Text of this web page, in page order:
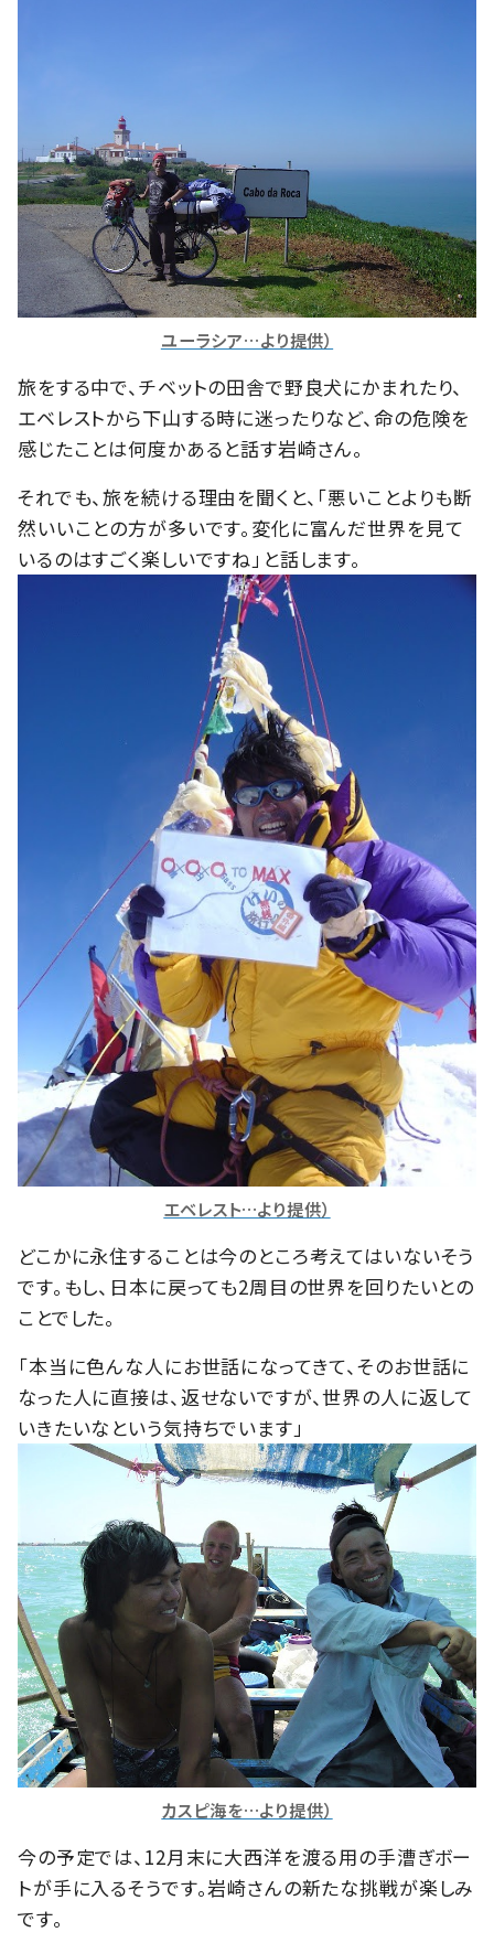
ユーラシア…より提供）
旅をする中で、チベットの田舎で野良犬にかまれたり、
エベレストから下山する時に迷ったりなど、命の危険を
感じたことは何度かあると話す岩崎さん。
それでも、旅を続ける理由を聞くと、「悪いことよりも断
然いいことの方が多いです。変化に富んだ世界を見て
いるのはすごく楽しいですね」と話します。
エベレスト…より提供）
どこかに永住することは今のところ考えてはいないそう
です。もし、日本に戻っても2周目の世界を回りたいとの
ことでした。
「本当に色んな人にお世話になってきて、そのお世話に
なった人に直接は、返せないですが、世界の人に返して
いきたいなという気持ちでいます」
カスピ海を…より提供）
今の予定では、12月末に大西洋を渡る用の手漕ぎボー
トが手に入るそうです。岩崎さんの新たな挑戦が楽しみ
です。